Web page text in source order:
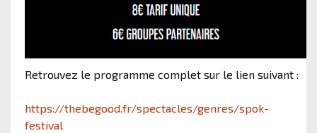
Retrouvez le programme complet sur le lien suivant :
https://thebegood.fr/spectacles/genres/spok-
festival